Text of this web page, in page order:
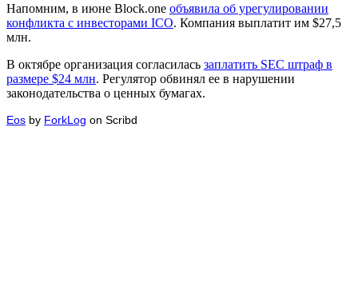
Напомним, в июне Block.one объявила об урегулировании
конфликта с инвесторами ICO. Компания выплатит им $27,5
млн.
В октябре организация согласилась заплатить SEC штраф в
размере $24 млн. Регулятор обвинял ее в нарушении
законодательства о ценных бумагах.
Eos by ForkLog on Scribd